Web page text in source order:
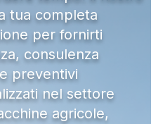
tua completa
per fornirti
consulenza
preventivi
nel settore
agricole,